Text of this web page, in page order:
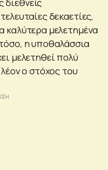
δεκαετίες,
καλύτερα μελετημένα
η υποθαλάσσια
μελετηθεί πολύ
ο στόχος του